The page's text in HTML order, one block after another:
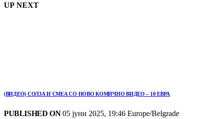
UP NEXT
(ВИДЕО) СОЛЗА И СМЕА СО НОВО КОМИЧНО ВИДЕО – 10 ЕВРА
PUBLISHED ON05 јуни 2025, 19:46 Europe/Belgrade